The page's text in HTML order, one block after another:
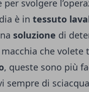
svolgere
è in tessuto
soluzione di
che
, queste sono più
sempre di